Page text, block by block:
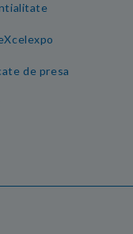
de presa